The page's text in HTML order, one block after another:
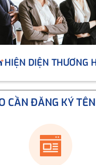
HIỆN DIỆN THƯƠNG
CẦN ĐĂNG KÝ